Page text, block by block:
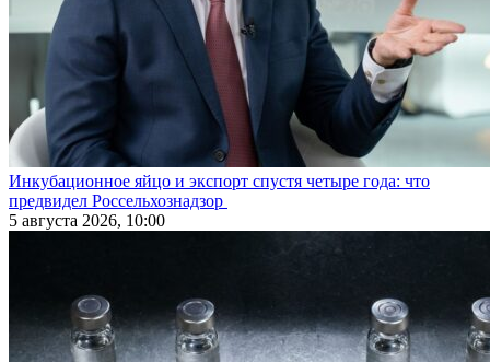
Инкубационное яйцо и экспорт спустя четыре года: что
предвидел Россельхознадзор
5 августа 2026, 10:00